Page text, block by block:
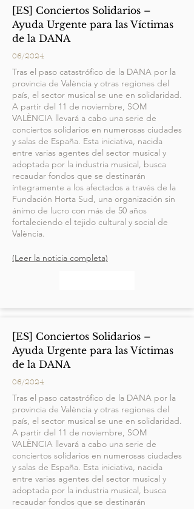
[ES] Conciertos Solidarios –
Ayuda Urgente para las Víctimas
de la DANA
06/2024
Tras el paso catastrófico de la DANA por la
provincia de València y otras regiones del
país, el sector musical se une en solidaridad.
A partir del 11 de noviembre, SOM
VALÈNCIA llevará a cabo una serie de
conciertos solidarios en numerosas ciudades
y salas de España. Esta iniciativa, nacida
entre varias agentes del sector musical y
adoptada por la industria musical, busca
recaudar fondos que se destinarán
íntegramente a los afectados a través de la
Fundación Horta Sud, una organización sin
ánimo de lucro con más de 50 años
fortaleciendo el tejido cultural y social de
València.
(Leer la noticia completa)
[ES] Conciertos Solidarios –
Ayuda Urgente para las Víctimas
de la DANA
06/2024
Tras el paso catastrófico de la DANA por la
provincia de València y otras regiones del
país, el sector musical se une en solidaridad.
A partir del 11 de noviembre, SOM
VALÈNCIA llevará a cabo una serie de
conciertos solidarios en numerosas ciudades
y salas de España. Esta iniciativa, nacida
entre varias agentes del sector musical y
adoptada por la industria musical, busca
recaudar fondos que se destinarán